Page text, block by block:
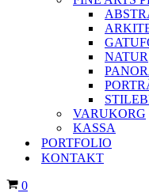
NATUR
VARUKORG
KASSA
PORTFOLIO
KONTAKT
Varukorg
0